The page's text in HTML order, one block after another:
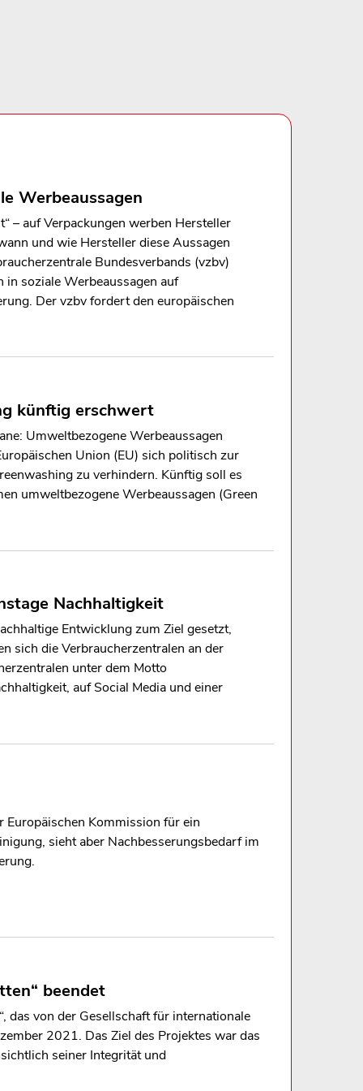
Werbeaussagen
– auf Verpackungen werben Hersteller
und wie Hersteller diese Aussagen
Bundesverbands (vzbv)
in soziale Werbeaussagen auf
Der vzbv fordert den europäischen
künftig erschwert
Umweltbezogene Werbeaussagen
Union (EU) sich politisch zur
zu verhindern. Künftig soll es
umweltbezogene Werbeaussagen (Green
Nachhaltigkeit
Entwicklung zum Ziel gesetzt,
sich die Verbraucherzentralen an der
unter dem Motto
auf Social Media und einer
Europäischen Kommission für ein
sieht aber Nachbesserungsbedarf im
beendet
das von der Gesellschaft für internationale
2021. Das Ziel des Projektes war das
seiner Integrität und